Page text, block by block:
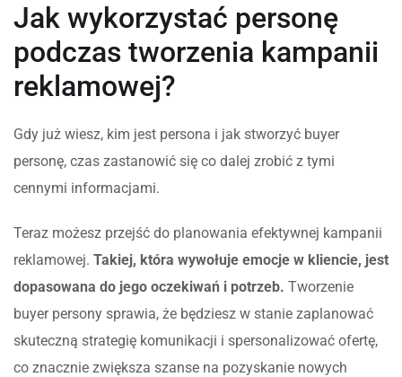
Jak wykorzystać personę
podczas tworzenia kampanii
reklamowej?
Gdy już wiesz, kim jest persona i jak stworzyć buyer
personę, czas zastanowić się co dalej zrobić z tymi
cennymi informacjami.
Teraz możesz przejść do planowania efektywnej kampanii
reklamowej. Takiej, która wywołuje emocje w kliencie, jest
dopasowana do jego oczekiwań i potrzeb. Tworzenie
buyer persony sprawia, że będziesz w stanie zaplanować
skuteczną strategię komunikacji i spersonalizować ofertę,
co znacznie zwiększa szanse na pozyskanie nowych